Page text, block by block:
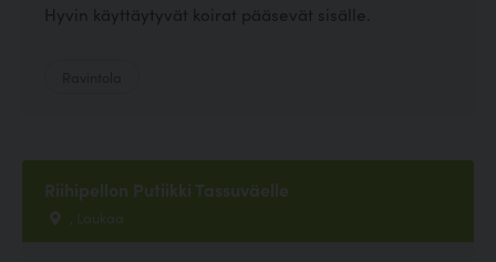
Hyvin käyttäytyvät koirat pääsevät sisälle.
Riihipellon Putiikki Tassuväelle
, Laukaa